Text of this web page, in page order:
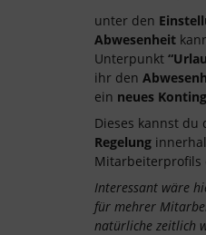
unter den
Abwesenheit
Unterpunkt
ihr den
ein neues
Dieses kannst
Regelung
Mitarbeiterprofils
Interessant wäre
für mehrer
natürliche zeitlich